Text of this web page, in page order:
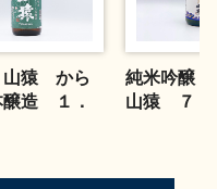
猿 から
醸造 １．
純米吟醸
山猿 ７２